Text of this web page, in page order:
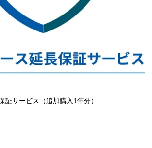
証サービス（追加購入1年分）